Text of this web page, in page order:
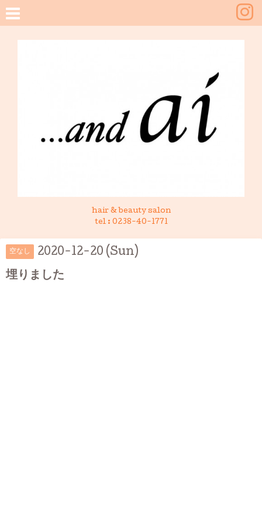
hair & beauty salon
tel : 0238-40-1771
空なし 2020-12-20 (Sun)
埋りました